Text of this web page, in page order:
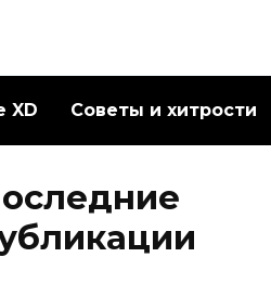
XD Советы и хитрости